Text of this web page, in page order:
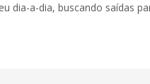
dia-a-dia, buscando saídas